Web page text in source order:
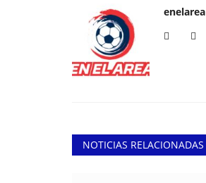
enelarea
NOTICIAS RELACIONADAS